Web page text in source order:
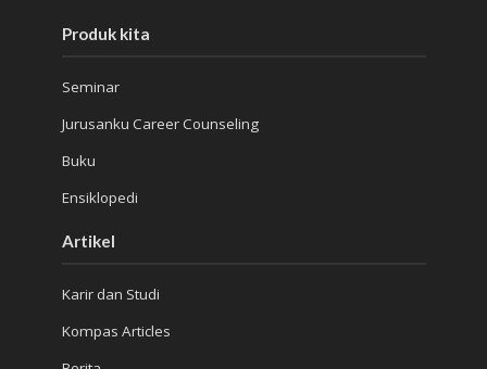
Produk kita
Seminar
Jurusanku Career Counseling
Buku
Ensiklopedi
Artikel
Karir dan Studi
Kompas Articles